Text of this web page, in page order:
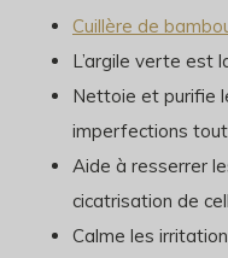
Cuillère de
L’argile verte est
Nettoie et purifie
imperfections tout
Aide à resserrer
cicatrisation de
Calme les